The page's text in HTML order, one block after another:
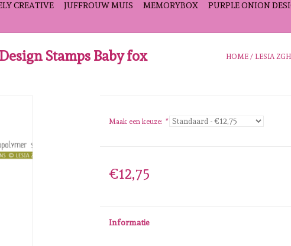
CREATIVE
JUFFROUW MUIS MEMORYBOX PURPLE ONION
Stamps Baby fox
HOME / LESIA
Maak een keuze: *
€12,75
Informatie